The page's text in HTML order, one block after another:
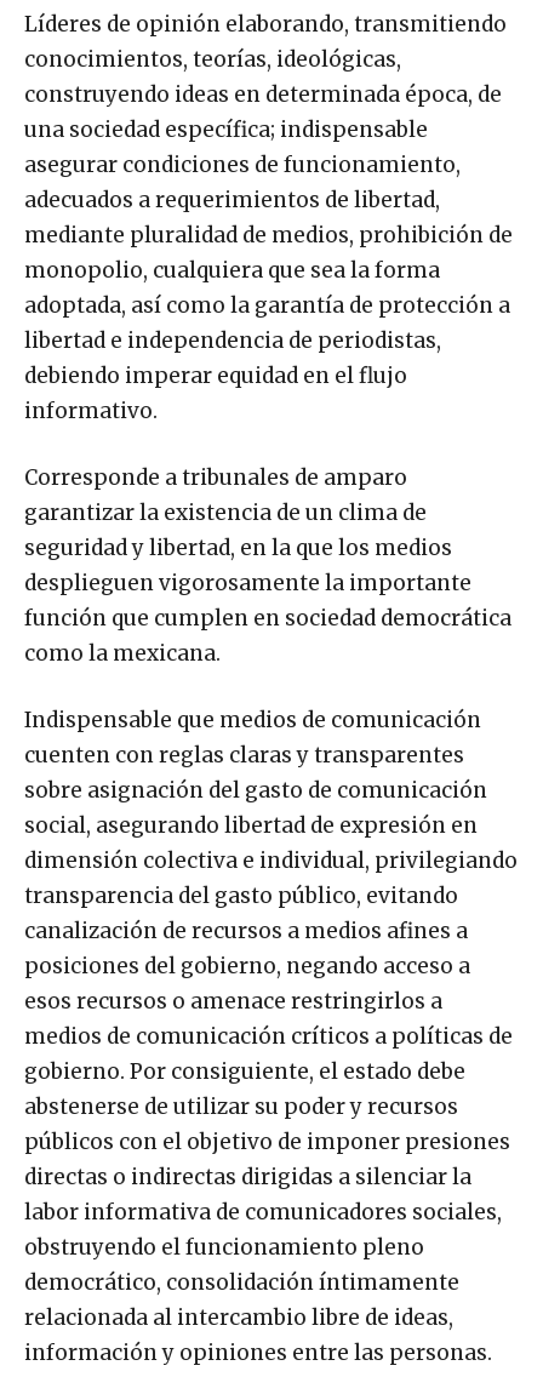
Líderes de opinión elaborando, transmitiendo
conocimientos, teorías, ideológicas,
construyendo ideas en determinada época, de
una sociedad específica; indispensable
asegurar condiciones de funcionamiento,
adecuados a requerimientos de libertad,
mediante pluralidad de medios, prohibición de
monopolio, cualquiera que sea la forma
adoptada, así como la garantía de protección a
libertad e independencia de periodistas,
debiendo imperar equidad en el flujo
informativo.
Corresponde a tribunales de amparo
garantizar la existencia de un clima de
seguridad y libertad, en la que los medios
desplieguen vigorosamente la importante
función que cumplen en sociedad democrática
como la mexicana.
Indispensable que medios de comunicación
cuenten con reglas claras y transparentes
sobre asignación del gasto de comunicación
social, asegurando libertad de expresión en
dimensión colectiva e individual, privilegiando
transparencia del gasto público, evitando
canalización de recursos a medios afines a
posiciones del gobierno, negando acceso a
esos recursos o amenace restringirlos a
medios de comunicación críticos a políticas de
gobierno. Por consiguiente, el estado debe
abstenerse de utilizar su poder y recursos
públicos con el objetivo de imponer presiones
directas o indirectas dirigidas a silenciar la
labor informativa de comunicadores sociales,
obstruyendo el funcionamiento pleno
democrático, consolidación íntimamente
relacionada al intercambio libre de ideas,
información y opiniones entre las personas.